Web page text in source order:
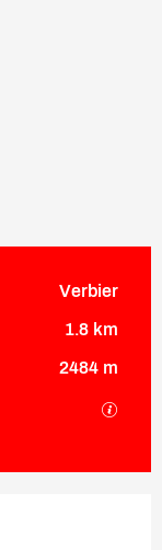
Verbier
1.8 km
2484 m
Mit